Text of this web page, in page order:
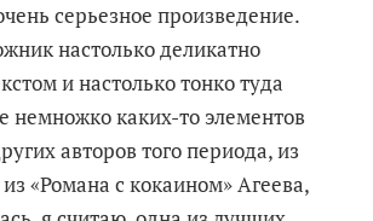
серьезное произведение.
настолько деликатно
и настолько тонко туда
немножко каких-то элементов
авторов того периода, из
«Романа с кокаином» Агеева,